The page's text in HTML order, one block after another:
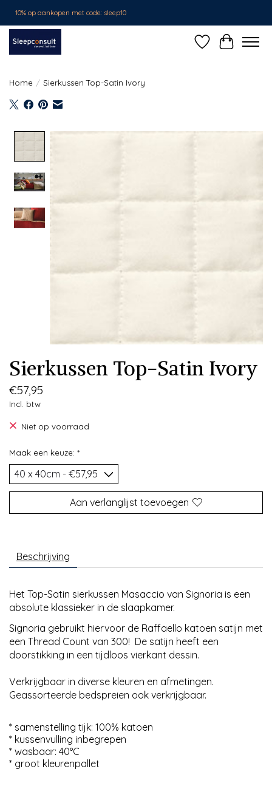
10% op aankopen met code: sleep10
Verlanglijst
Home / Sierkussen Top-Satin Ivory
Sierkussen Top-Satin Ivory
€57,95
Incl. btw
Niet op voorraad
Maak een keuze: *
Aan verlanglijst toevoegen
Beschrijving
Het Top-Satin sierkussen Masaccio van Signoria is een
absolute klassieker in de slaapkamer.
Signoria gebruikt hiervoor de Raffaello katoen satijn met
een Thread Count van 300! De satijn heeft een
doorstikking in een tijdloos vierkant dessin.
Verkrijgbaar in diverse kleuren en afmetingen.
Geassorteerde bedspreien ook verkrijgbaar.
* samenstelling tijk: 100% katoen
* kussenvulling inbegrepen
* wasbaar: 40°C
* groot kleurenpallet